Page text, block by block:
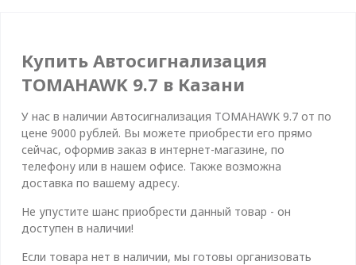
Купить Автосигнализация
TOMAHAWK 9.7 в Казани
У нас в наличии Автосигнализация TOMAHAWK 9.7 от по
цене 9000 рублей. Вы можете приобрести его прямо
сейчас, оформив заказ в интернет-магазине, по
телефону или в нашем офисе. Также возможна
доставка по вашему адресу.
Не упустите шанс приобрести данный товар - он
доступен в наличии!
Если товара нет в наличии, мы готовы организовать